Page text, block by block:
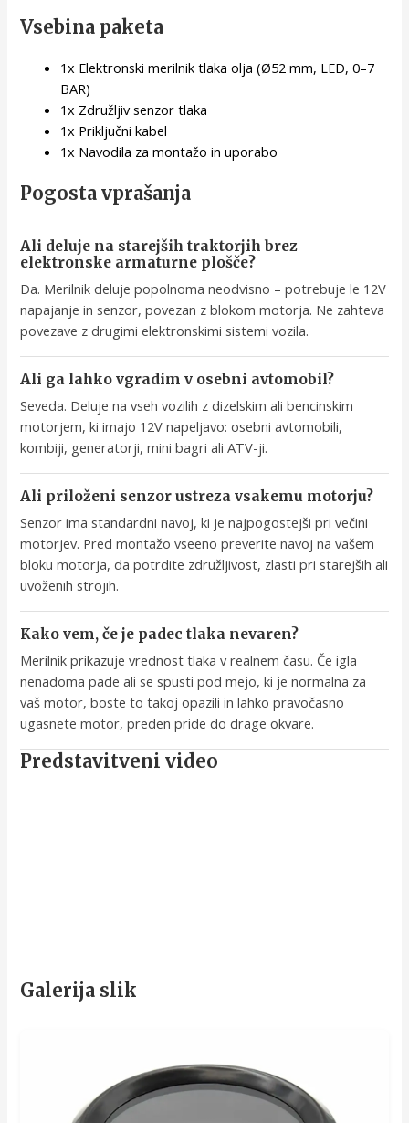
Vsebina paketa
1x Elektronski merilnik tlaka olja (Ø52 mm, LED, 0–7
BAR)
1x Združljiv senzor tlaka
1x Priključni kabel
1x Navodila za montažo in uporabo
Pogosta vprašanja
Ali deluje na starejših traktorjih brez
elektronske armaturne plošče?
Da. Merilnik deluje popolnoma neodvisno – potrebuje le 12V
napajanje in senzor, povezan z blokom motorja. Ne zahteva
povezave z drugimi elektronskimi sistemi vozila.
Ali ga lahko vgradim v osebni avtomobil?
Seveda. Deluje na vseh vozilih z dizelskim ali bencinskim
motorjem, ki imajo 12V napeljavo: osebni avtomobili,
kombiji, generatorji, mini bagri ali ATV-ji.
Ali priloženi senzor ustreza vsakemu motorju?
Senzor ima standardni navoj, ki je najpogostejši pri večini
motorjev. Pred montažo vseeno preverite navoj na vašem
bloku motorja, da potrdite združljivost, zlasti pri starejših ali
uvoženih strojih.
Kako vem, če je padec tlaka nevaren?
Merilnik prikazuje vrednost tlaka v realnem času. Če igla
nenadoma pade ali se spusti pod mejo, ki je normalna za
vaš motor, boste to takoj opazili in lahko pravočasno
ugasnete motor, preden pride do drage okvare.
Predstavitveni video
Galerija slik